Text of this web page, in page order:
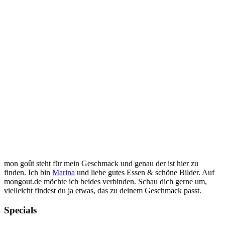
mon goût steht für mein Geschmack und genau der ist hier zu
finden. Ich bin Marina und liebe gutes Essen & schöne Bilder. Auf
mongout.de möchte ich beides verbinden. Schau dich gerne um,
vielleicht findest du ja etwas, das zu deinem Geschmack passt.
Specials